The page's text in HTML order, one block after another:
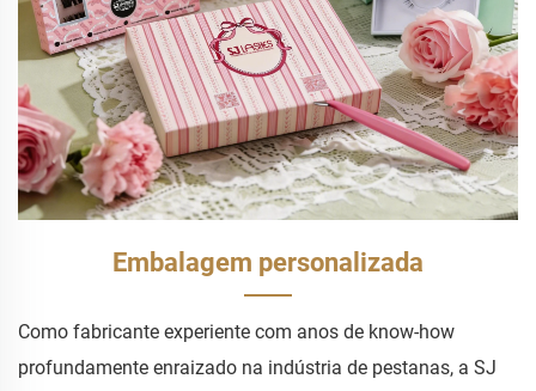
Embalagem personalizada
Como fabricante experiente com anos de know-how
profundamente enraizado na indústria de pestanas, a SJ